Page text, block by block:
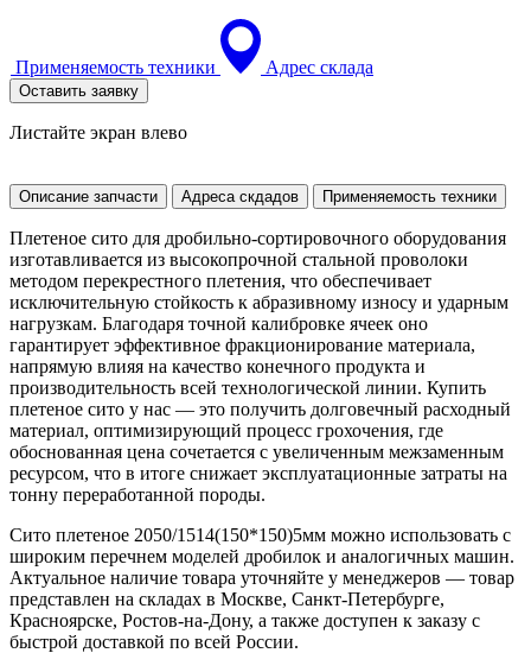
Применяемость техники Адрес склада
Оставить заявку
Листайте экран влево
Описание запчасти Адреса скдадов Применяемость техники
Плетеное сито для дробильно-сортировочного оборудования
изготавливается из высокопрочной стальной проволоки
методом перекрестного плетения, что обеспечивает
исключительную стойкость к абразивному износу и ударным
нагрузкам. Благодаря точной калибровке ячеек оно
гарантирует эффективное фракционирование материала,
напрямую влияя на качество конечного продукта и
производительность всей технологической линии. Купить
плетеное сито у нас — это получить долговечный расходный
материал, оптимизирующий процесс грохочения, где
обоснованная цена сочетается с увеличенным межзаменным
ресурсом, что в итоге снижает эксплуатационные затраты на
тонну переработанной породы.
Сито плетеное 2050/1514(150*150)5мм можно использовать с
широким перечнем моделей дробилок и аналогичных машин.
Актуальное наличие товара уточняйте у менеджеров — товар
представлен на складах в Москве, Санкт-Петербурге,
Красноярске, Ростов-на-Дону, а также доступен к заказу с
быстрой доставкой по всей России.